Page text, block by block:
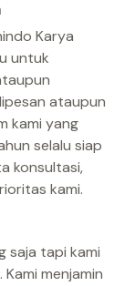
Karya
untuk
ataupun
kami yang
selalu siap
konsultasi,
kami.
saja tapi kami
menjamin